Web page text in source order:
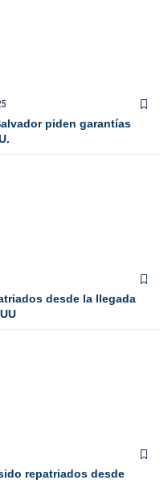
piden garantías
desde la llegada
repatriados desde